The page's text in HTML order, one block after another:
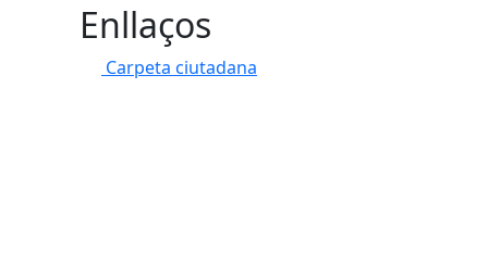
Enllaços
Carpeta ciutadana